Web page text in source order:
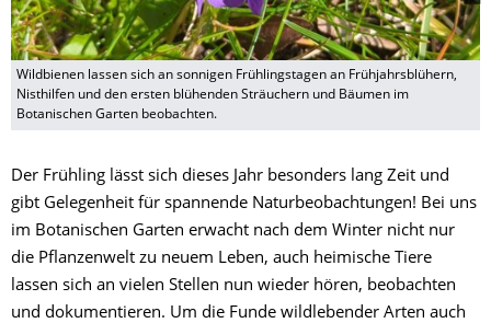
Wildbienen lassen sich an sonnigen Frühlingstagen an Frühjahrsblühern,
Nisthilfen und den ersten blühenden Sträuchern und Bäumen im
Botanischen Garten beobachten.
Der Frühling lässt sich dieses Jahr besonders lang Zeit und
gibt Gelegenheit für spannende Naturbeobachtungen! Bei uns
im Botanischen Garten erwacht nach dem Winter nicht nur
die Pflanzenwelt zu neuem Leben, auch heimische Tiere
lassen sich an vielen Stellen nun wieder hören, beobachten
und dokumentieren. Um die Funde wildlebender Arten auch